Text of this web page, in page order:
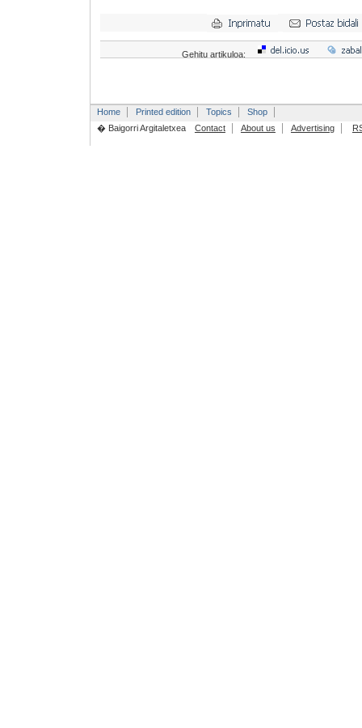
Gehitu artikuloa:
Home Printed edition Topics
Shop
� Baigorri Argitaletxea
Contact About us Advertising